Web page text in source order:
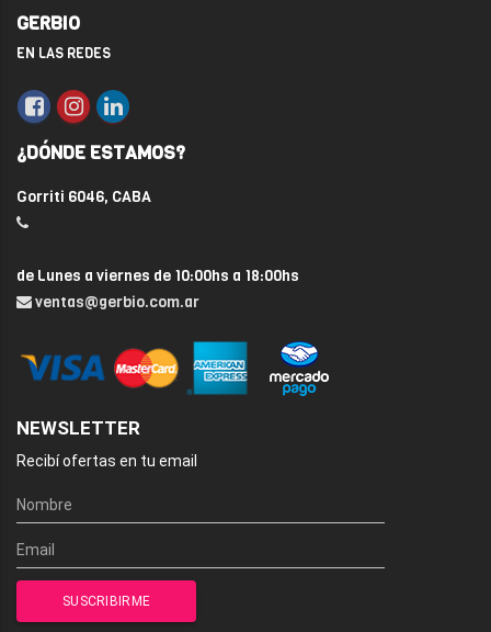
GERBIO
EN LAS REDES
¿DÓNDE ESTAMOS?
Gorriti 6046, CABA
de Lunes a viernes de 10:00hs a 18:00hs
ventas@gerbio.com.ar
NEWSLETTER
Recibí ofertas en tu email